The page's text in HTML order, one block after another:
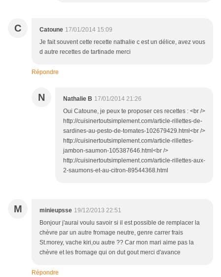
C Catoune 17/01/2014 15:09
Je fait souvent cette recette nathalie c est un délice, avez vous
d autre recettes de tartinade merci
Répondre
N Nathalie B 17/01/2014 21:26
Oui Catoune, je peux te proposer ces recettes : <br />
http://cuisinertoutsimplement.com/article-rillettes-de-
sardines-au-pesto-de-tomates-102679429.html<br />
http://cuisinertoutsimplement.com/article-rillettes-
jambon-saumon-105387646.html<br />
http://cuisinertoutsimplement.com/article-rillettes-aux-
2-saumons-et-au-citron-89544368.html
M minieupsse 19/12/2013 22:51
Bonjour j'aurai voulu savoir si il est possible de remplacer la
chèvre par un autre fromage neutre, genre carrer frais
St.morey, vache kiri,ou autre ?? Car mon mari aime pas la
chèvre et les fromage qui on dut gout merci d'avance
Répondre